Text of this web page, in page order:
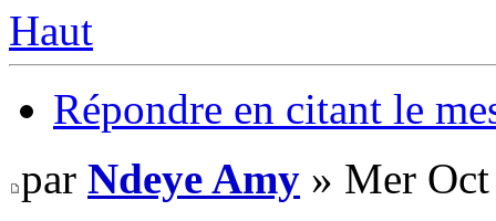
Haut
Répondre en citant le
par Ndeye Amy » Mer